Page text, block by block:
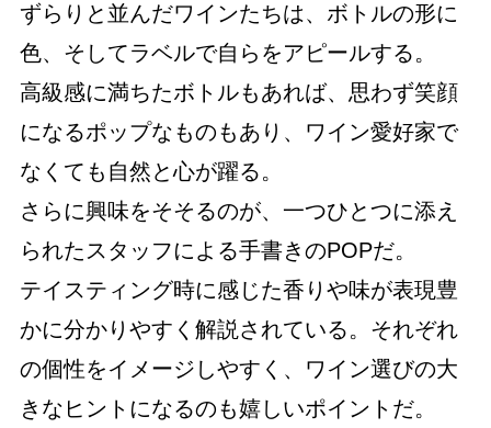
ずらりと並んだワインたちは、ボトルの形に
色、そしてラベルで自らをアピールする。
高級感に満ちたボトルもあれば、思わず笑顔
になるポップなものもあり、ワイン愛好家で
なくても自然と心が躍る。
さらに興味をそそるのが、一つひとつに添え
られたスタッフによる手書きのPOPだ。
テイスティング時に感じた香りや味が表現豊
かに分かりやすく解説されている。それぞれ
の個性をイメージしやすく、ワイン選びの大
きなヒントになるのも嬉しいポイントだ。